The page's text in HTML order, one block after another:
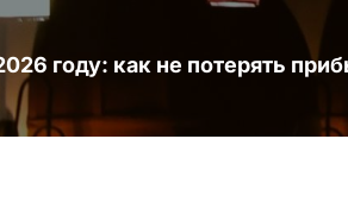
году: как не потерять